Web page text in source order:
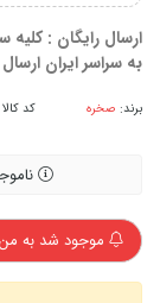
ارسال رایگان :
به سراسر ایران
برند: صخره کد
موجود شد به